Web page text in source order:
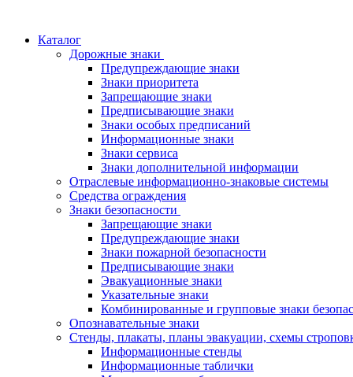
Каталог
Дорожные знаки
Предупреждающие знаки
Знаки приоритета
Запрещающие знаки
Предписывающие знаки
Знаки особых предписаний
Информационные знаки
Знаки сервиса
Знаки дополнительной информации
Отраслевые информационно-знаковые системы
Средства ограждения
Знаки безопасности
Запрещающие знаки
Предупреждающие знаки
Знаки пожарной безопасности
Предписывающие знаки
Эвакуационные знаки
Указательные знаки
Комбинированные и групповые знаки
Опознавательные знаки
Стенды, плакаты, планы эвакуации, схемы
Информационные стенды
Информационные таблички